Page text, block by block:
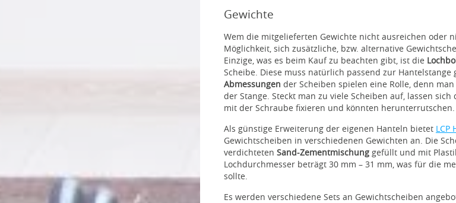
Gewichte
Wem die mitgelieferten Gewichte nicht ausreichen oder
Möglichkeit, sich zusätzliche, bzw. alternative
Einzige, was es beim Kauf zu beachten gibt, ist die
Scheibe. Diese muss natürlich passend zur Hantelstange
Abmessungen der Scheiben spielen eine Rolle, denn
der Stange. Steckt man zu viele Scheiben auf, lassen
mit der Schraube fixieren und könnten herunterrutschen.
Als günstige Erweiterung der eigenen Hanteln bietet LCP
Gewichtscheiben in verschiedenen Gewichten an. Die
verdichteten Sand-Zementmischunggefüllt und mit
Lochdurchmesser beträgt 30 mm – 31 mm, was für die
sollte.
Es werden verschiedene Sets an Gewichtscheiben